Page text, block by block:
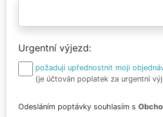
Urgentní výjezd
požaduji upřednostnit moji
(je účtován poplatek za urgentní
Odesláním poptávky souhlasím s